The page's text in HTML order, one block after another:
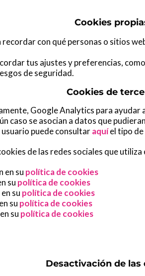
Cookies
recordar con qué personas o sitios
tus ajustes y preferencias,
de seguridad.
Cookies de
Google Analytics para ayudar
caso se asocian a datos que
puede consultaraquíel tipo de
de las redes sociales que
en su política de cookies
su política de cookies
su política de cookies
su política de cookies
su política de cookies
Desactivación de las